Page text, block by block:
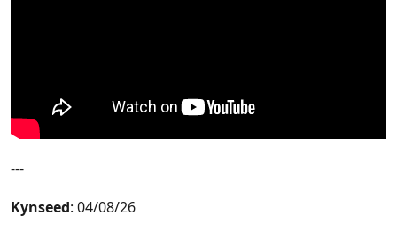
---
Kynseed: 04/08/26